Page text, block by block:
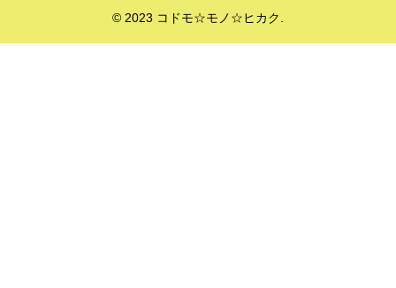
© 2023 コドモ☆モノ☆ヒカク.